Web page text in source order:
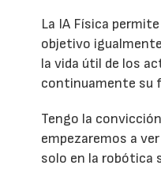
La IA Física
objetivo
la vida útil de los
continuamente su
Tengo la
empezaremos a
solo en la robótica